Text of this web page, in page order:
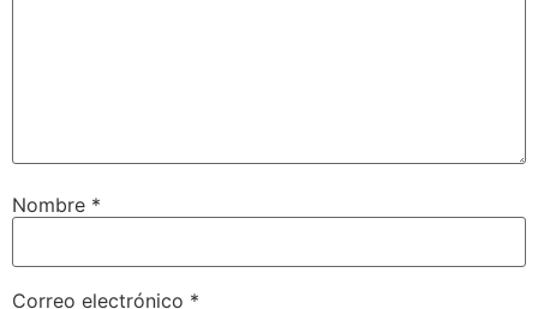
Nombre *
Correo electrónico *